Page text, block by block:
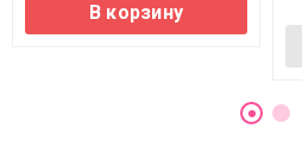
В корзину